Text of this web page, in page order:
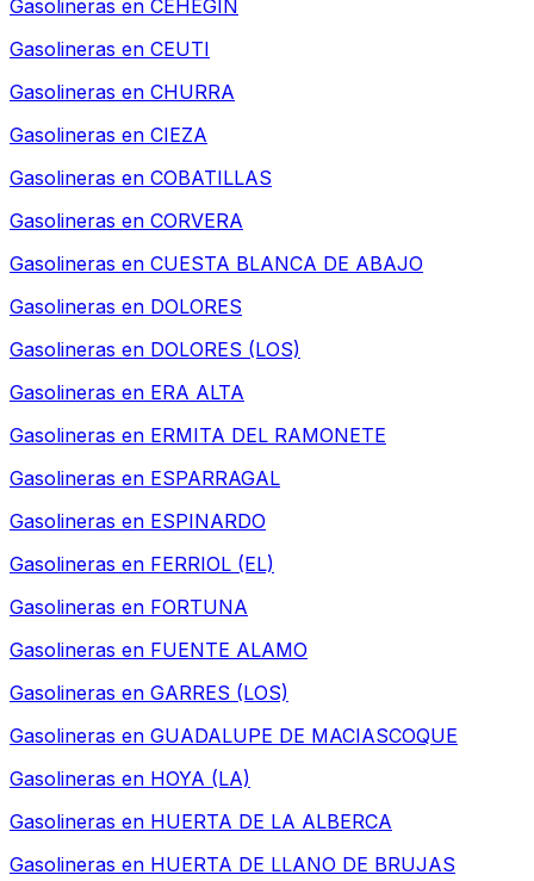
Gasolineras en CEHEGIN
Gasolineras en CEUTI
Gasolineras en CHURRA
Gasolineras en CIEZA
Gasolineras en COBATILLAS
Gasolineras en CORVERA
Gasolineras en CUESTA BLANCA DE ABAJO
Gasolineras en DOLORES
Gasolineras en DOLORES (LOS)
Gasolineras en ERA ALTA
Gasolineras en ERMITA DEL RAMONETE
Gasolineras en ESPARRAGAL
Gasolineras en ESPINARDO
Gasolineras en FERRIOL (EL)
Gasolineras en FORTUNA
Gasolineras en FUENTE ALAMO
Gasolineras en GARRES (LOS)
Gasolineras en GUADALUPE DE MACIASCOQUE
Gasolineras en HOYA (LA)
Gasolineras en HUERTA DE LA ALBERCA
Gasolineras en HUERTA DE LLANO DE BRUJAS